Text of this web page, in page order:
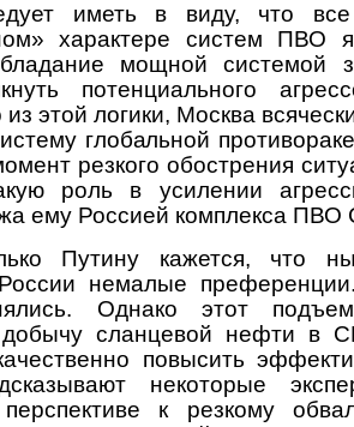
иметь в виду, что
характере систем ПВО
мощной системой
потенциального
этой логики, Москва
глобальной
резкого обострения
роль в усилении
ему Россией комплекса ПВО
Путину кажется, что
России немалые
Однако этот
добычу сланцевой нефти в
повысить
некоторые
перспективе к резкому